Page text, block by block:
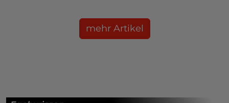
mehr Artikel